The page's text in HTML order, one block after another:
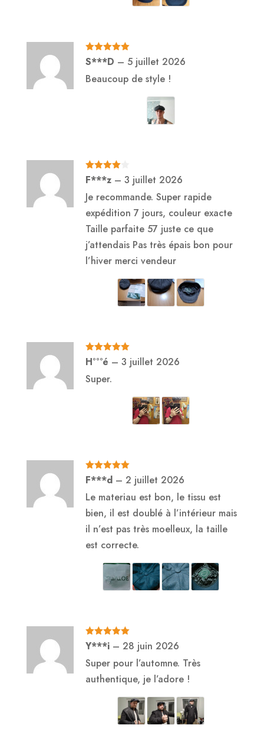
Note5sur
5
S***D – 5 juillet 2026
Beaucoup de style !
Note4
sur 5
F***z – 3 juillet 2026
Je recommande. Super rapide
expédition 7 jours, couleur exacte
Taille parfaite 57 juste ce que
j’attendais Pas très épais bon pour
l’hiver merci vendeur
Note5
sur
5H°°°é – 3 juillet 2026
Super.
Note5sur
5F***d – 2 juillet 2026
Le materiau est bon, le tissu est
bien, il est doublé à l’intérieur mais
il n’est pas très moelleux, la taille
est correcte.
Note5sur
5
Y***i – 28 juin 2026
Super pour l’automne. Très
authentique, je l’adore !